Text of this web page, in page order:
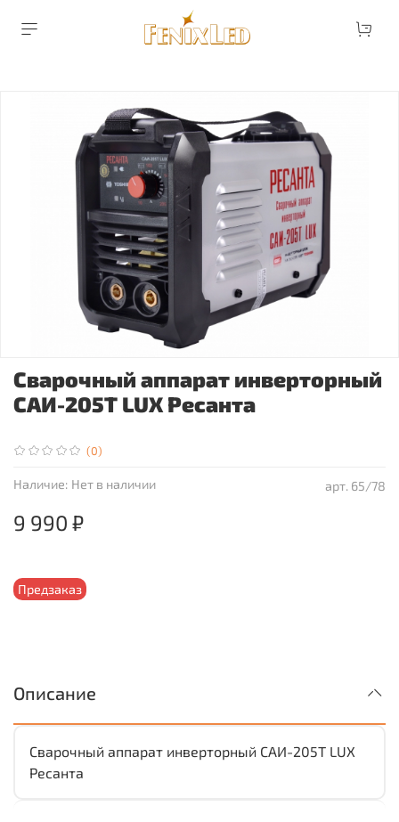
(0)
арт. 65/78
Наличие: Нет в наличии
Предзаказ
Сварочный аппарат инверторный
САИ-205Т LUX Ресанта
9 990 ₽
Описание
Сварочный аппарат инверторный САИ-205Т LUX
Ресанта